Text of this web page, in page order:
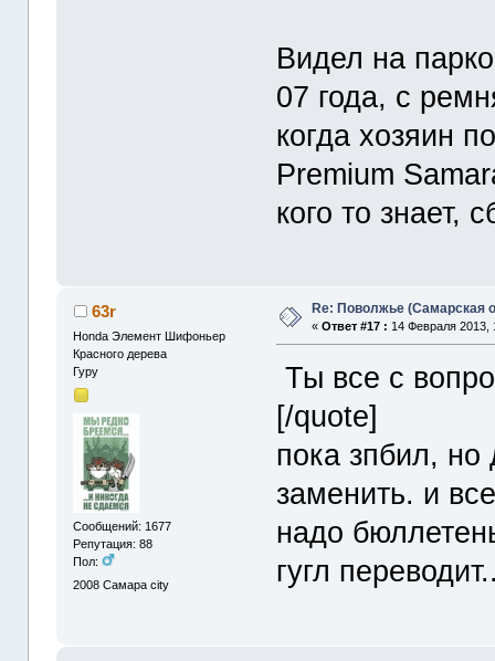
Видел на
07 года, с
когда хозяин
Premium
кого то знает,
63r
Honda Элемент Шифоньер
Красного дерева
Гуру
Сообщений: 1677
Репутация: 88
Пол:
2008 Самара city
Re: Поволжье (Самарская
«Ответ #17 : 14 Февраля 2013,
Ты все с
[/quote]
пока зпбил,
заменить. и
надо
гугл